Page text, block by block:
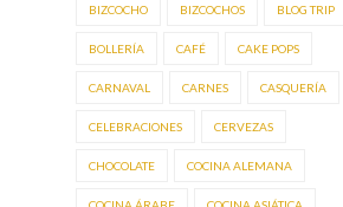
BIZCOCHO BIZCOCHOS BLOG TRIP
BOLLERÍA CAFÉ CAKE POPS
CARNAVAL CARNES CASQUERÍA
CELEBRACIONES CERVEZAS
CHOCOLATE COCINA ALEMANA